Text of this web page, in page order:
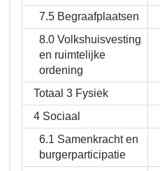
7.5 Begraafplaatsen
8.0 Volkshuisvesting
en ruimtelijke
ordening
Totaal 3 Fysiek
4 Sociaal
6.1 Samenkracht en
burgerparticipatie